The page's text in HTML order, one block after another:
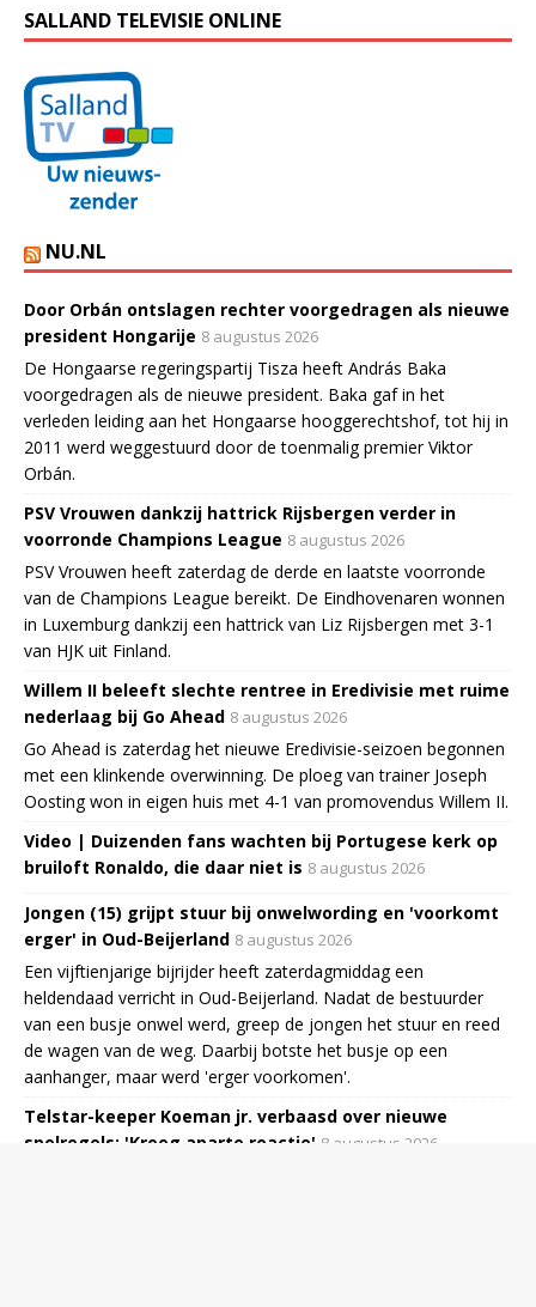
SALLAND TELEVISIE ONLINE
NU.NL
Door Orbán ontslagen rechter voorgedragen als nieuwe
president Hongarije 8 augustus 2026
De Hongaarse regeringspartij Tisza heeft András Baka
voorgedragen als de nieuwe president. Baka gaf in het
verleden leiding aan het Hongaarse hooggerechtshof, tot hij in
2011 werd weggestuurd door de toenmalig premier Viktor
Orbán.
PSV Vrouwen dankzij hattrick Rijsbergen verder in
voorronde Champions League 8 augustus 2026
PSV Vrouwen heeft zaterdag de derde en laatste voorronde
van de Champions League bereikt. De Eindhovenaren wonnen
in Luxemburg dankzij een hattrick van Liz Rijsbergen met 3-1
van HJK uit Finland.
Willem II beleeft slechte rentree in Eredivisie met ruime
nederlaag bij Go Ahead 8 augustus 2026
Go Ahead is zaterdag het nieuwe Eredivisie-seizoen begonnen
met een klinkende overwinning. De ploeg van trainer Joseph
Oosting won in eigen huis met 4-1 van promovendus Willem II.
Video | Duizenden fans wachten bij Portugese kerk op
bruiloft Ronaldo, die daar niet is 8 augustus 2026
Jongen (15) grijpt stuur bij onwelwording en 'voorkomt
erger' in Oud-Beijerland 8 augustus 2026
Een vijftienjarige bijrijder heeft zaterdagmiddag een
heldendaad verricht in Oud-Beijerland. Nadat de bestuurder
van een busje onwel werd, greep de jongen het stuur en reed
de wagen van de weg. Daarbij botste het busje op een
aanhanger, maar werd 'erger voorkomen'.
Telstar-keeper Koeman jr. verbaasd over nieuwe
spelregels: 'Kreeg aparte reactie' 8 augustus 2026